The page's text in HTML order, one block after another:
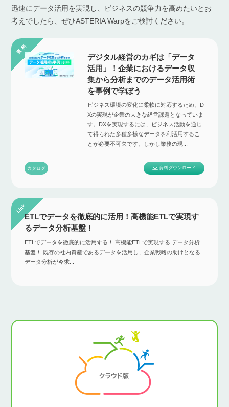
迅速にデータ活用を実現し、ビジネスの競争力を高めたいとお
考えでしたら、ぜひASTERIA Warpをご検討ください。
デジタル経営のカギは「データ
活用」！企業におけるデータ収
集から分析までのデータ活用術
を事例で学ぼう
ビジネス環境の変化に柔軟に対応するため、D
Xの実現が企業の大きな経営課題となっていま
す。DXを実現するには、ビジネス活動を通じ
て得られた多種多様なデータを利活用するこ
とが必要不可欠です。しかし業務の現...
カタログ 資料ダウンロード
ETLでデータを徹底的に活用！高機能ETLで実現す
るデータ分析基盤！
ETLでデータを徹底的に活用する！ 高機能ETLで実現する データ分析
基盤！ 既存の社内資産であるデータを活用し、企業戦略の助けとなる
データ分析が今求...